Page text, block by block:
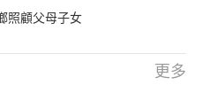
照顧父母子女
更多